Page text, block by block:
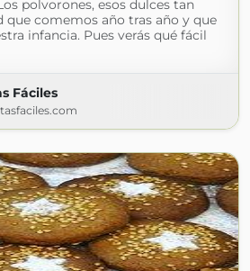
polvorones, esos dulces tan
que comemos año tras año y que
infancia. Pues verás qué fácil
Fáciles